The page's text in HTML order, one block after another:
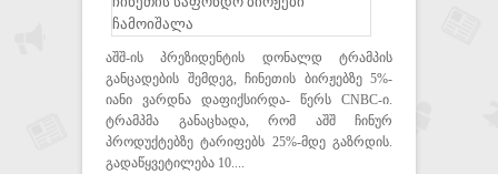
აშშ-ის პრეზიდენტის დონალდ ტრამპის
განცადების შემდეგ, ჩინეთის ბირჟებზე 5%-
იანი ვარდნა დაფიქსირდა- წერს CNBC-ი.
ტრამპმა განაცხადა, რომ აშშ ჩინურ
პროდუქტებზე ტარიფებს 25%-მდე გაზრდის.
გადაწყვეტილება 10....